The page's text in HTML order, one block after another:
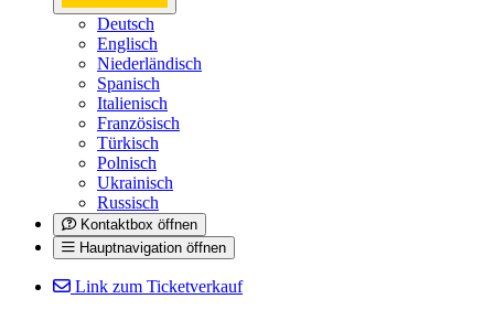
Deutsch
Englisch
Niederländisch
Spanisch
Italienisch
Französisch
Türkisch
Polnisch
Ukrainisch
Russisch
Kontaktbox öffnen
Hauptnavigation öffnen
Link zum Ticketverkauf